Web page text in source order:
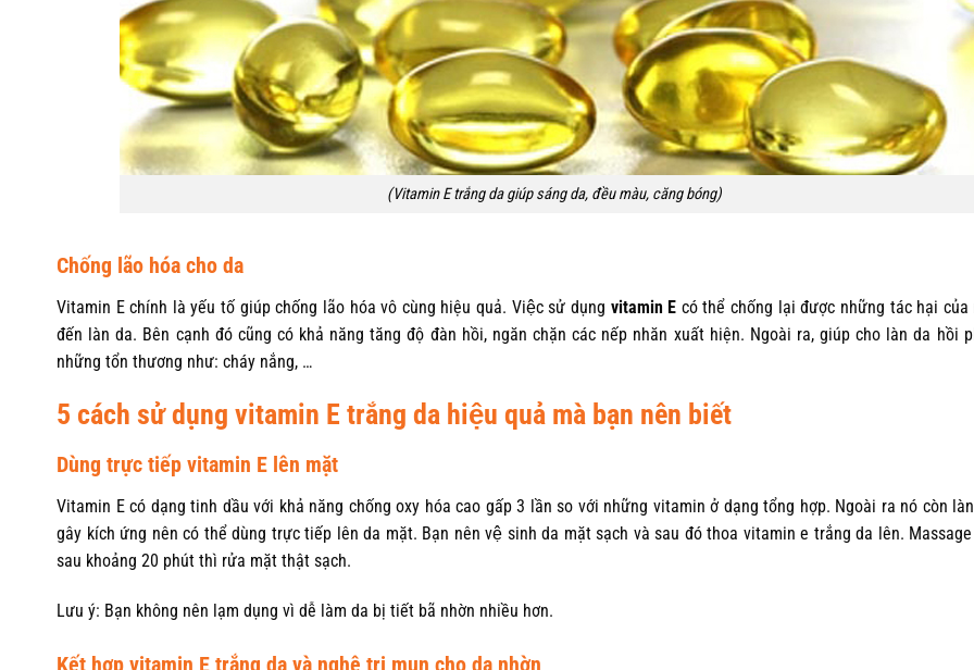
(Vitamin E trắng da giúp sáng da, đều màu, căng bóng)
Chống lão hóa cho da
Vitamin E chính là yếu tố giúp chống lão hóa vô cùng hiệu quả. Việc sử dụng vitamin E có thể chống lại được những tác hại của
đến làn da. Bên cạnh đó cũng có khả năng tăng độ đàn hồi, ngăn chặn các nếp nhăn xuất hiện. Ngoài ra, giúp cho làn da hồi
những tổn thương như: cháy nắng, …
5 cách sử dụng vitamin E trắng da hiệu quả mà bạn nên biết
Dùng trực tiếp vitamin E lên mặt
Vitamin E có dạng tinh dầu với khả năng chống oxy hóa cao gấp 3 lần so với những vitamin ở dạng tổng hợp. Ngoài ra nó còn
gây kích ứng nên có thể dùng trực tiếp lên da mặt. Bạn nên vệ sinh da mặt sạch và sau đó thoa vitamin e trắng da lên.
sau khoảng 20 phút thì rửa mặt thật sạch.
Lưu ý: Bạn không nên lạm dụng vì dễ làm da bị tiết bã nhờn nhiều hơn.
Kết hợp vitamin E trắng da và nghệ trị mụn cho da nhờn